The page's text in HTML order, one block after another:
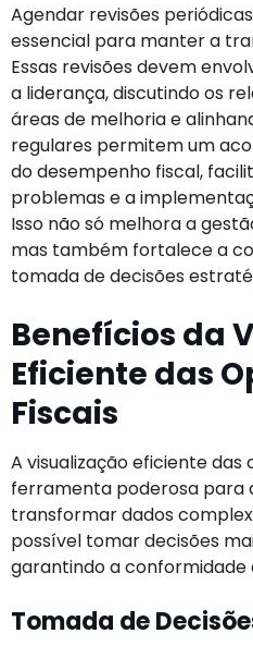
Agendar revisões
essencial para manter a
Essas revisões devem
a liderança, discutindo os
áreas de melhoria e
regulares permitem um
do desempenho fiscal,
problemas e a
Isso não só melhora a
mas também fortalece a
tomada de decisões
Benefícios da
Eficiente das
Fiscais
A visualização eficiente das
ferramenta poderosa para
transformar dados
possível tomar decisões
garantindo a conformidade
Tomada de